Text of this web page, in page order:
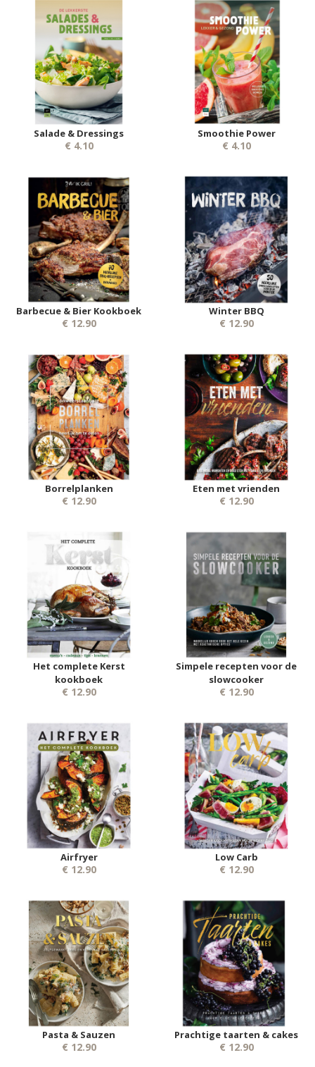
Salade & Dressings
€ 4.10
Smoothie Power
€ 4.10
Barbecue & Bier Kookboek
€ 12.90
Winter BBQ
€ 12.90
Borrelplanken
€ 12.90
Eten met vrienden
€ 12.90
Het complete Kerst
kookboek
€ 12.90
Simpele recepten voor de
slowcooker
€ 12.90
Airfryer
€ 12.90
Low Carb
€ 12.90
Pasta & Sauzen
€ 12.90
Prachtige taarten & cakes
€ 12.90